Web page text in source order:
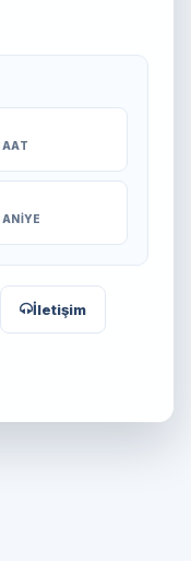
İletişim